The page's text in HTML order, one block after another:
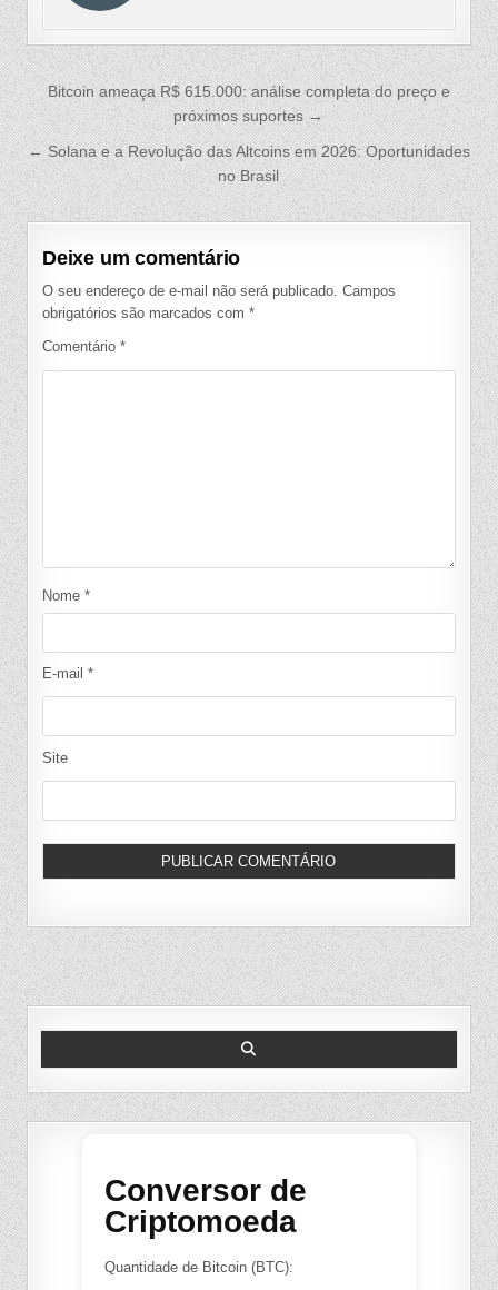
Navegação
de
Post
Bitcoin ameaça R$ 615.000: análise completa do preço e
próximos suportes →
← Solana e a Revolução das Altcoins em 2026: Oportunidades
no Brasil
Deixe um comentário
O seu endereço de e-mail não será publicado. Campos
obrigatórios são marcados com*
Comentário*
Nome*
E-mail*
Site
Search
Conversor de
Criptomoeda
Quantidade de Bitcoin (BTC):